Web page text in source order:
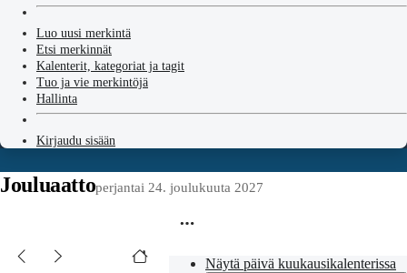
Luo uusi merkintä
Etsi merkinnät
Kalenterit, kategoriat ja tagit
Tuo ja vie merkintöjä
Hallinta
Kirjaudu sisään
Jouluaattoperjantai 24. joulukuuta 2027
Näytä päivä kuukausikalenterissa